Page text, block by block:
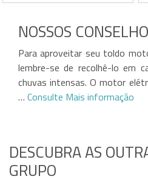
Tecido frisado de alta
qualidade com 320 g/m²
automático e faixa de LED
integrada
Inclui 3 suportes de teto em
aço
Vítima do próprio sucesso!
NOSSOS
Para aproveitar seu toldo
lembre-se de recolhê-lo em
chuvas intensas. O motor
… Consulte Mais informação
DESCUBRA AS
GRUPO